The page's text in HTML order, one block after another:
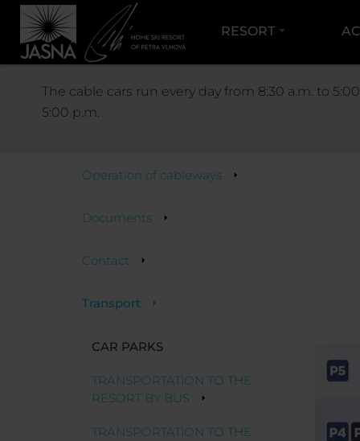
RESORT
Operation of cableways
Documents
Contact
Transport
CAR PARKS
TRANSPORTATION TO THE
RESORT BY BUS
TRANSPORTATION TO THE
The cable cars run every day from 8:30 a.m. to
5:00 p.m.